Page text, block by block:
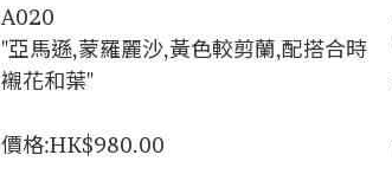
A020
"亞馬遜,蒙羅麗沙,黃色較剪蘭,配搭合時
襯花和葉"
價格:HK$980.00